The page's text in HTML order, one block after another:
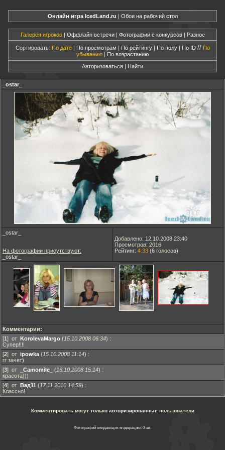
Онлайн игра IcedLand.ru | Обои на рабочий стол
Галерея игроков| Оффлайн встречи| Фотографии с конкурсов| Разное
Сортировать: По дате| По просмотрам | По рейтингу| По полу| По ID // По
убыванию | По возрастанию
Авторизоваться | Найти
_ostar_
_ostar_
На фотографии присутствуют:
_ostar_
Добавлено: 12.10.2008 23:40
Просмотров: 2016
Рейтинг: 4.33 (6 голосов)
Комментарии:
[1] от KorolevaMargo (15.10.2008 06:34) :
Супер!!!!
[2] от ipowka (15.10.2008 11:14) :
гг зачет)
[3] от _Camomile_ (16.10.2008 15:14) :
красота)))
[4] от Вад11 (17.11.2010 14:59) :
Классно!
Комментировать могут только авторизированныепользователи
Фотографий ожидающих модерацию: 0 шт.